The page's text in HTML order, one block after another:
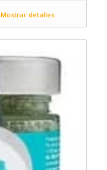
Mostrar detalles